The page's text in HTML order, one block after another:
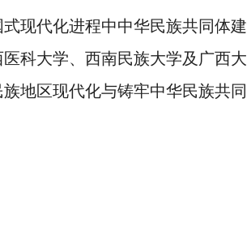
现代化进程中中华民族共同体
科大学、西南民族大学及广西
地区现代化与铸牢中华民族共